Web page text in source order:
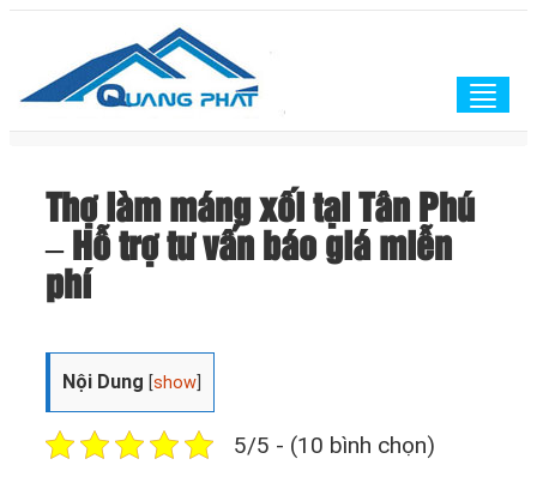
Thợ làm máng xối tại Tân Phú
– Hỗ trợ tư vấn báo giá miễn
phí
Nội Dung [show
5/5 - (10 bình chọn)